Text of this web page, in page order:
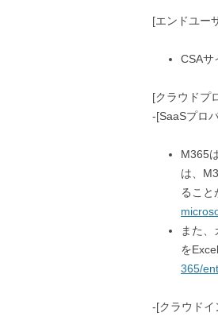
[エンドユー
CSAサ
[クラウドプ
-[SaaSプロ
M365
は、
ること
また
を
365/
-[クラウドイ